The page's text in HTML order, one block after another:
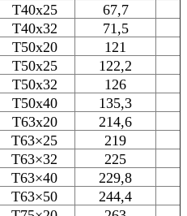
T40x25 67,7
T40x32 71,5
T50x20
121
T50x25
122,2
T50x32
126
T50x40
135,3
T63х20
214,6
T63×25
219
T63×32
225
T63×40
229,8
T63×50
244,4